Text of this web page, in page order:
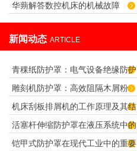
拖链）的技巧
华蒴解答数控机床的机械故障
新闻动态 ARTICLE
青稞纸防护罩：电气设备绝缘防护
专用方案
雕刻机防护罩：高效阻隔木屑粉
尘，守护设备精度与安全
机床刮板排屑机的工作原理及其结
构分析
活塞杆伸缩防护罩在液压系统中的
应用
铠甲式防护罩在现代工业中的重要